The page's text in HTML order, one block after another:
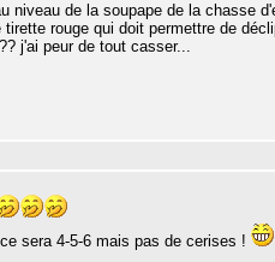
niveau de la soupape de la chasse
rouge qui doit permettre de
j'ai peur de tout casser...
sera 4-5-6 mais pas de cerises !